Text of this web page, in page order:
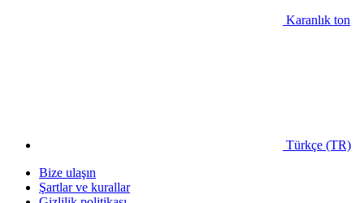
Karanlık ton
Türkçe (TR)
Bize ulaşın
Şartlar ve kurallar